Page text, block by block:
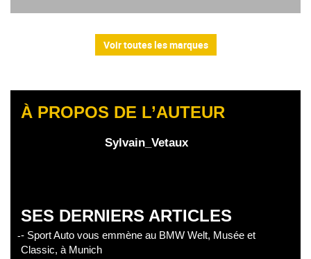
Voir toutes les marques
À PROPOS DE L’AUTEUR
Sylvain_Vetaux
SES DERNIERS ARTICLES
- Sport Auto vous emmène au BMW Welt, Musée et
Classic, à Munich